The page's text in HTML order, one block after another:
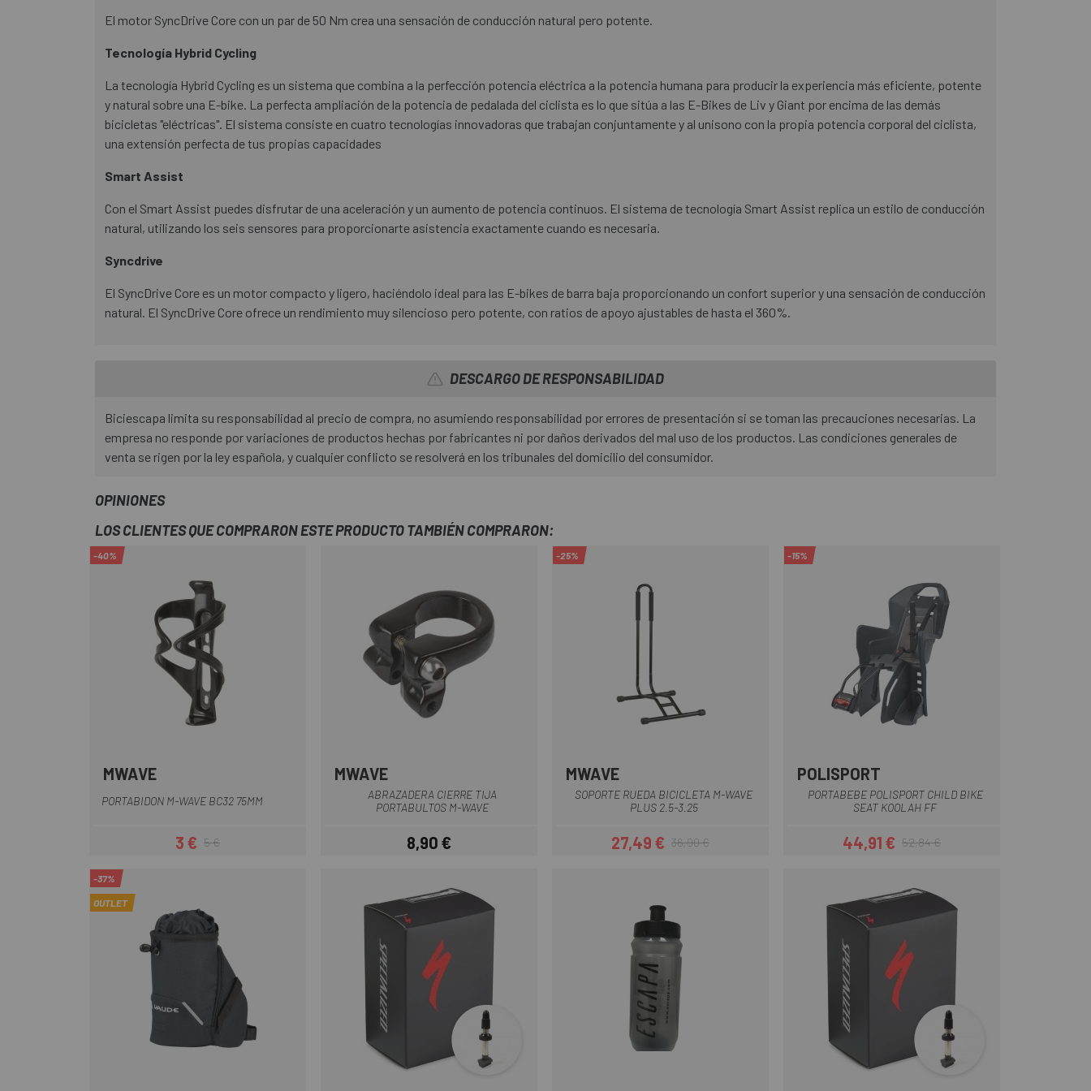
El motor SyncDrive Core con un par de 50 Nm crea una sensación de conducción natural pero potente.
Tecnología Hybrid Cycling
La tecnología Hybrid Cycling es un sistema que combina a la perfección potencia eléctrica a la potencia humana para producir la experiencia más eficiente, potente
y natural sobre una E-bike. La perfecta ampliación de la potencia de pedalada del ciclista es lo que sitúa a las E-Bikes de Liv y Giant por encima de las demás
bicicletas "eléctricas". El sistema consiste en cuatro tecnologías innovadoras que trabajan conjuntamente y al unisono con la propia potencia corporal del ciclista,
una extensión perfecta de tus propias capacidades
Smart Assist
Con el Smart Assist puedes disfrutar de una aceleración y un aumento de potencia continuos. El sistema de tecnología Smart Assist replica un estilo de conducción
natural, utilizando los seis sensores para proporcionarte asistencia exactamente cuando es necesaria.
Syncdrive
El SyncDrive Core es un motor compacto y ligero, haciéndolo ideal para las E-bikes de barra baja proporcionando un confort superior y una sensación de conducción
natural. El SyncDrive Core ofrece un rendimiento muy silencioso pero potente, con ratios de apoyo ajustables de hasta el 360%.
DESCARGO DE RESPONSABILIDAD
Biciescapa limita su responsabilidad al precio de compra, no asumiendo responsabilidad por errores de presentación si se toman las precauciones necesarias. La
empresa no responde por variaciones de productos hechas por fabricantes ni por daños derivados del mal uso de los productos. Las condiciones generales de
venta se rigen por la ley española, y cualquier conflicto se resolverá en los tribunales del domicilio del consumidor.
OPINIONES
LOS CLIENTES QUE COMPRARON ESTE PRODUCTO TAMBIÉN COMPRARON:
-40%
MWAVE
PORTABIDON M-WAVE BC32 75MM
3 € 5 €
MWAVE
ABRAZADERA CIERRE TIJA
PORTABULTOS M-WAVE
8,90 €
-25%
MWAVE
SOPORTE RUEDA BICICLETA M-WAVE
PLUS 2.5-3.25
27,49 € 36,90 €
Gris oscuro
-15%
POLISPORT
PORTABEBE POLISPORT CHILD BIKE
SEAT KOOLAH FF
44,91 € 52,84 €
-37%
OUTLET